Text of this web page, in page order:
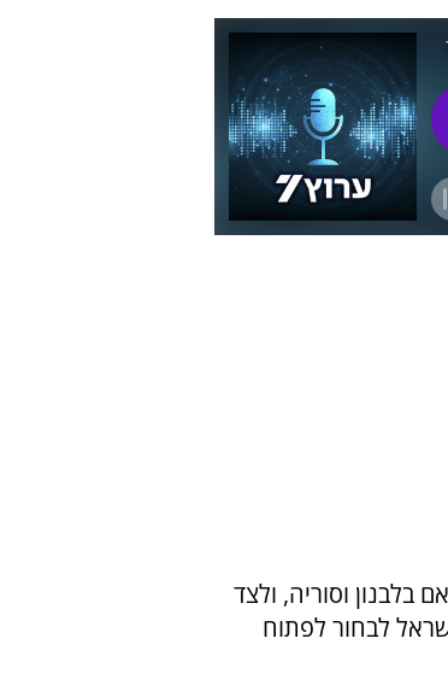
וסוריה, ולצד
לבחור לפתוח